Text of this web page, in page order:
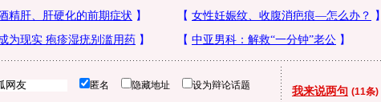
匿名 隐藏地址 设为辩论话题 我来说两句 (11条)